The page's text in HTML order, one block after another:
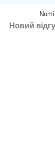
Новий